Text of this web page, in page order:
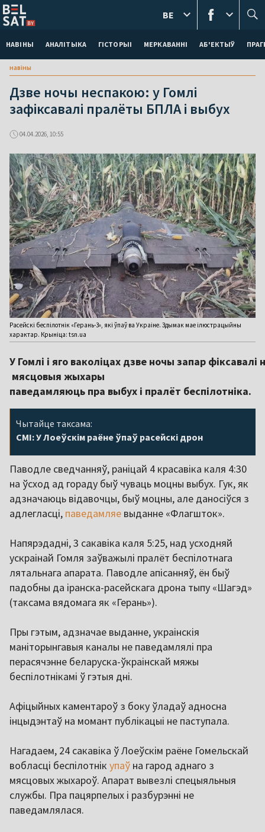
НАВІНЫ АНАЛІТЫКА ГІСТОРЫІ МЕРКАВАННI АБ'ЕКТЫЎ
BE
навіны
Дзве ночы неспакою: у Гомлі
зафіксавалі пралёты БПЛА і выбух
04.04.2026, 10:55
Расейскі беспілотнік «Герань-3», які ўпаў ва Украіне. Здымак мае ілюстрацыйны
характар. Крыніца: tsn.ua
У Гомлі і яго ваколіцах дзве ночы запар
мясцовыя жыхары
паведамляюць пра выбух і пралёт беспілотніка.
Чытайце таксама:
СМІ: У Лоеўскім раёне ўпаў расейскі дрон
Паводле сведчанняў, раніцай 4 красавіка каля 4:30
на ўсход ад гораду быў чуваць моцны выбух. Гук, як
адзначаюць відавочцы, быў моцны, але даносіўся з
адлегласці, паведамляе выданне «Флагшток».
Напярэдадні, 3 сакавіка каля 5:25, над усходняй
ускраінай Гомля заўважылі пралёт беспілотнага
лятальнага апарата. Паводле апісанняў, ён быў
падобны да іранска-расейскага дрона тыпу «Шагэд»
(таксама вядомага як «Герань»).
Пры гэтым, адзначае выданне, украінскія
маніторынгавыя каналы не паведамлялі пра
перасячэнне беларуска-ўкраінскай мяжы
беспілотнікамі ў гэтыя дні.
Афіцыйных каментароў з боку ўладаў адносна
інцыдэнтаў на момант публікацыі не паступала.
Нагадаем, 24 сакавіка ў Лоеўскім раёне Гомельскай
вобласці беспілотнік упаў на гарод аднаго з
мясцовых жыхароў. Апарат вывезлі спецыяльныя
службы. Пра пацярпелых і разбурэнні не
паведамлялася.